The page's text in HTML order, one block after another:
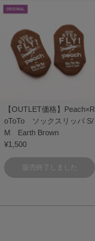
【OUTLET価格】Peach×R
oToTo ソックスリッパ S/
M Earth Brown
¥1,500
販売終了しました